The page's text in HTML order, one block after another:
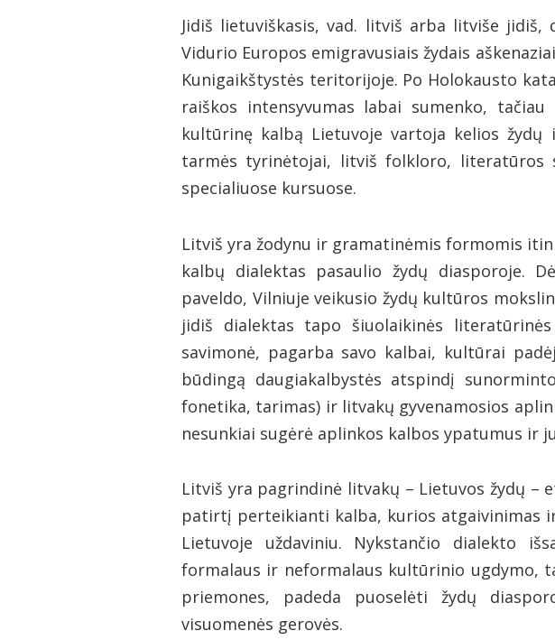
Jidiš lietuviškasis, vad. litviš arba litviše
Vidurio Europos emigravusiais žydais
Kunigaikštystės teritorijoje. Po Holokausto
raiškos intensyvumas labai sumenko,
kultūrinę kalbą Lietuvoje vartoja kelios žydų
tarmės tyrinėtojai, litviš folkloro, literatūros
specialiuose kursuose.
Litviš yra žodynu ir gramatinėmis formomis
kalbų dialektas pasaulio žydų diasporoje.
paveldo, Vilniuje veikusio žydų kultūros
jidiš dialektas tapo šiuolaikinės
savimonė, pagarba savo kalbai, kultūrai
būdingą daugiakalbystės atspindį
fonetika, tarimas) ir litvakų gyvenamosios
nesunkiai sugėrė aplinkos kalbos ypatumus ir
Litviš yra pagrindinė litvakų – Lietuvos žydų
patirtį perteikianti kalba, kurios atgaivinimas
Lietuvoje uždaviniu. Nykstančio dialekto
formalaus ir neformalaus kultūrinio
priemones, padeda puoselėti žydų
visuomenės gerovės.